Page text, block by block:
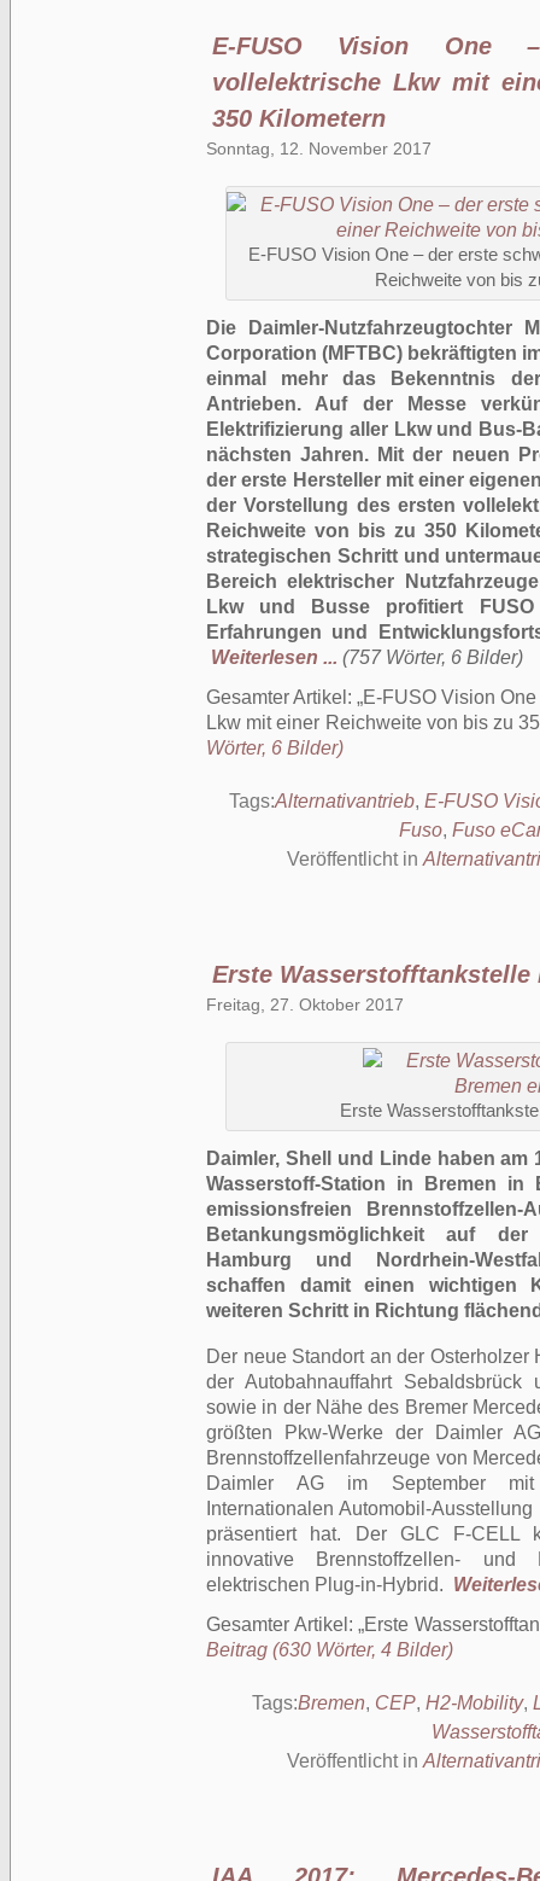
E-FUSO Vision One
vollelektrische Lkw mit
350 Kilometern
Sonntag, 12. November 2017
E-FUSO Vision One – der erste
Reichweite von bis
Die Daimler-
Corporation (MFTBC) bekräftigten
einmal mehr das Bekenntnis
Antrieben. Auf der Messe
Elektrifizierung aller Lkw und Bus-
nächsten Jahren. Mit der neuen
der erste Hersteller mit einer
der Vorstellung des ersten
Reichweite von bis zu 350
strategischen Schritt und
Bereich elektrischer
Lkw und Busse profitiert
Erfahrungen und
Weiterlesen ... (757 Wörter, 6 Bilder)
Gesamter Artikel: E-FUSO Vision
Lkw mit einer Reichweite von bis zu
Wörter, 6 Bilder)
Tags:Alternativantrieb, E-FUSO
Fuso, Fuso
Veröffentlicht in
Erste Wasserstofftankstelle
Freitag, 27. Oktober 2017
Erste
Daimler, Shell und Linde haben
Wasserstoff-Station in Bremen in
emissionsfreien
Betankungsmöglichkeit auf
Hamburg und Nordrhein-
schaffen damit einen wichtigen
weiteren Schritt in Richtung
Der neue Standort an der
der Autobahnauffahrt
sowie in der Nähe des Bremer
größten Pkw-Werke der Daimler
Brennstoffzellenfahrzeuge von
Daimler AG im September mit
Internationalen Automobil-
präsentiert hat. Der GLC F-CELL
innovative Brennstoffzellen-
elektrischen Plug-in-Hybrid.
Gesamter Artikel: Erste
Beitrag (630 Wörter, 4 Bilder)
Tags:Bremen, CEP, H2-Mobility,
Veröffentlicht in